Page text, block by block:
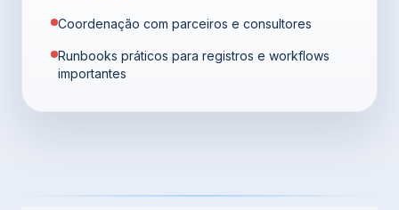
Coordenação com parceiros e consultores
Runbooks práticos para registros e workflows
importantes